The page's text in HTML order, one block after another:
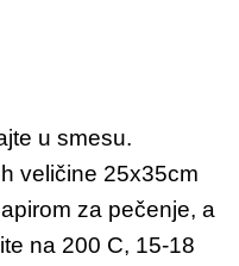
u smesu.
veličine 25x35cm
za pečenje, a
na 200 C, 15-18